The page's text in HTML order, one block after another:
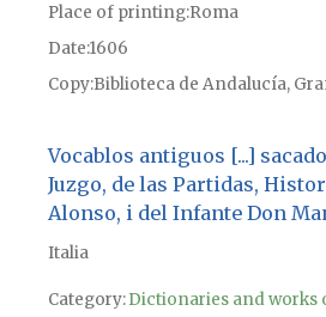
Place of printingRoma
Date1606
CopyBiblioteca de Andalucía,
Vocablos antiguos [...]
Juzgo, de las Partidas,
Alonso, i del Infante Don
Italia
Category:Dictionaries and works